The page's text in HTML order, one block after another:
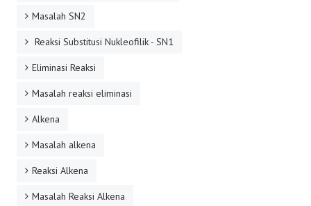
Masalah SN2
Reaksi Substitusi Nukleofilik - SN1
Eliminasi Reaksi
Masalah reaksi eliminasi
Alkena
Masalah alkena
Reaksi Alkena
Masalah Reaksi Alkena